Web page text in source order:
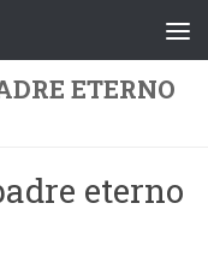
ETERNO
eterno